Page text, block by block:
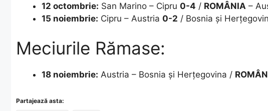
12 octombrie: San Marino – Cipru 0-4 / ROMÂNIA –
15 noiembrie: Cipru – Austria 0-2 / Bosnia și
Meciurile Rămase:
18 noiembrie: Austria – Bosnia și Herțegovina /
Partajează asta: